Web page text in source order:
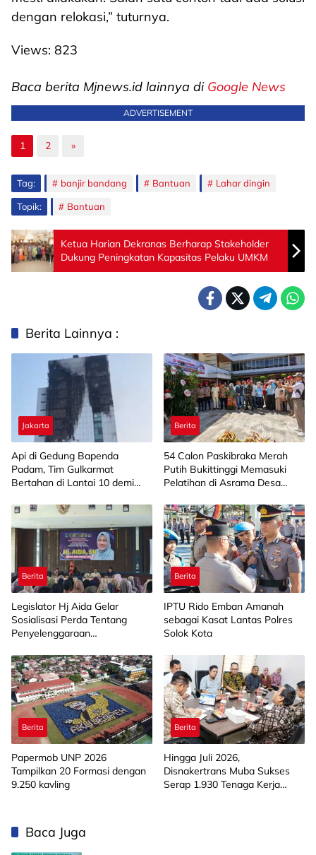
dengan relokasi,” tuturnya.
Views: 823
Baca berita Mjnews.id lainnya di Google News
ADVERTISEMENT
1 2 »
Tag: banjir bandang Bantuan Lahar dingin
Topik: Bantuan
Ketua Harian Dekranas Berharap Stakeholder
Dukung Peningkatan Kapasitas Pelaku UMKM
Berita Lainnya :
Jakarta
Api di Gedung Bapenda
Padam, Tim Gulkarmat
Bertahan di Lantai 10 demi
Perambatan
Berita
‎54 Calon Paskibraka Merah
Putih Bukittinggi Memasuki
Pelatihan di Asrama Desa
Berita
Legislator Hj Aida Gelar
Sosialisasi Perda Tentang
Penyelenggaraan
Limapuluh Kota
Berita
IPTU Rido Emban Amanah
sebagai Kasat Lantas Polres
Solok Kota
Berita
Papermob UNP 2026
Tampilkan 20 Formasi dengan
9.250 kavling
Berita
Hingga Juli 2026,
Disnakertrans Muba Sukses
Serap 1.930 Tenaga Kerja
Baca Juga